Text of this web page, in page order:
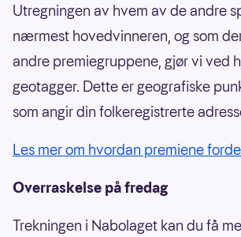
Utregningen av hvem av de andre
nærmest hovedvinneren, og som
andre premiegruppene, gjør vi ved
geotagger. Dette er geografiske
som angir din folkeregistrerte
Les mer om hvordan premiene
Overraskelse på fredag
Trekningen i Nabolaget kan du få